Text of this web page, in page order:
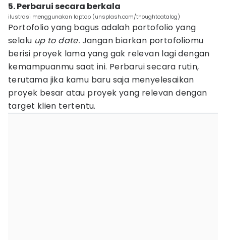
5. Perbarui secara berkala
ilustrasi menggunakan laptop (unsplash.com/thoughtcatalog)
Portofolio yang bagus adalah portofolio yang
selalu up to date. Jangan biarkan portofoliomu
berisi proyek lama yang gak relevan lagi dengan
kemampuanmu saat ini. Perbarui secara rutin,
terutama jika kamu baru saja menyelesaikan
proyek besar atau proyek yang relevan dengan
target klien tertentu.